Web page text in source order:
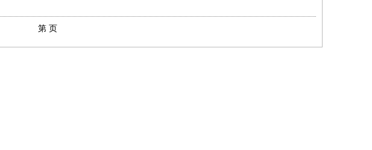
第 页